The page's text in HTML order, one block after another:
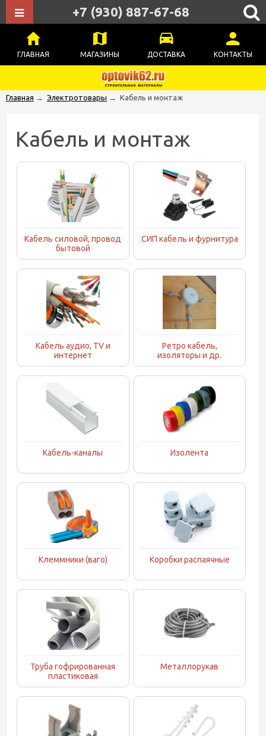
ГЛАВНАЯ МАГАЗИНЫ ДОСТАВКА КОНТАКТЫ
+7 (930) 887-67-68
Главная → Электротовары → Кабель и монтаж
Кабель и монтаж
Кабель силовой, провод
бытовой
СИП кабель и фурнитура
Кабель аудио, TV и
интернет
Ретро кабель,
изоляторы и др.
Кабель-каналы Изолента
Клеммники (ваго) Коробки распаячные
Труба гофрированная
пластиковая
Металлорукав